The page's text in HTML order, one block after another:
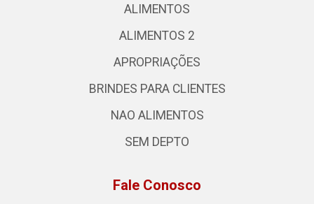
ALIMENTOS
ALIMENTOS 2
APROPRIAÇÕES
BRINDES PARA CLIENTES
NAO ALIMENTOS
SEM DEPTO
Fale Conosco